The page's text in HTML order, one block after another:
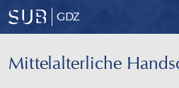
GDZ
Mittelalterliche